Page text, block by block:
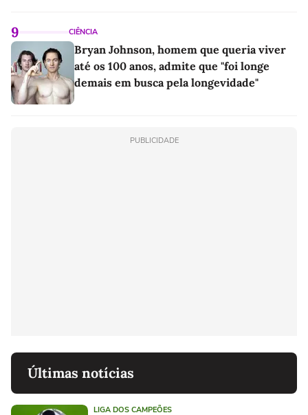
9 CIÊNCIA
Bryan Johnson, homem que queria viver
até os 100 anos, admite que "foi longe
demais em busca pela longevidade"
PUBLICIDADE
Últimas notícias
LIGA DOS CAMPEÕES